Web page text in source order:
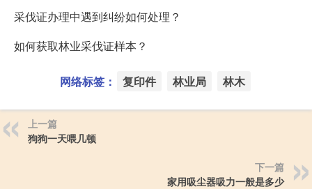
采伐证办理中遇到纠纷如何处理？
如何获取林业采伐证样本？
网络标签： 复印件 林业局 林木
上一篇
狗狗一天喂几顿
下一篇
家用吸尘器吸力一般是多少